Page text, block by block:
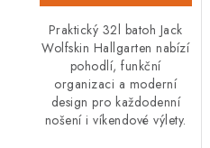
Praktický 32l batoh Jack
Wolfskin Hallgarten nabízí
pohodlí, funkční
organizaci a moderní
design pro každodenní
nošení i víkendové výlety.